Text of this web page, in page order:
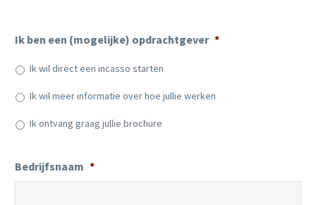
Ik ben een (mogelijke) opdrachtgever *
Ik wil direct een incasso starten
Ik wil meer informatie over hoe jullie werken
Ik ontvang graag jullie brochure
Bedrijfsnaam *